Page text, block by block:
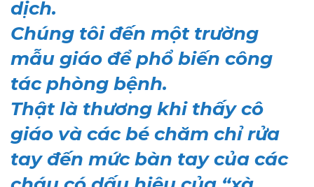
dịch.
Chúng tôi đến một trường
mẫu giáo để phổ biến công
tác phòng bệnh.
Thật là thương khi thấy cô
giáo và các bé chăm chỉ rửa
tay đến mức bàn tay của các